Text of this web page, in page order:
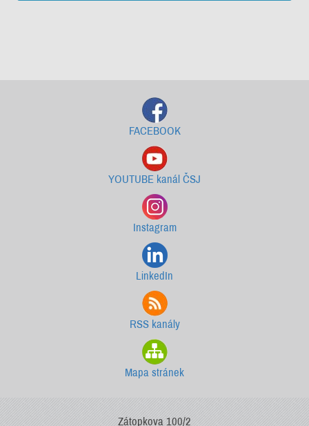
FACEBOOK
YOUTUBE kanál ČSJ
Instagram
LinkedIn
RSS kanály
Mapa stránek
Zátopkova 100/2